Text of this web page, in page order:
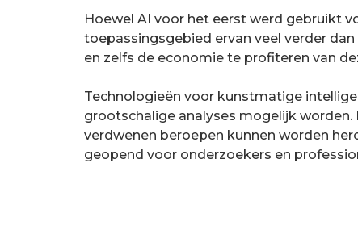
Hoewel AI voor het eerst werd gebruikt
toepassingsgebied ervan veel verder
en zelfs de economie te profiteren van
Technologieën voor kunstmatige
grootschalige analyses mogelijk
verdwenen beroepen kunnen worden
geopend voor onderzoekers en